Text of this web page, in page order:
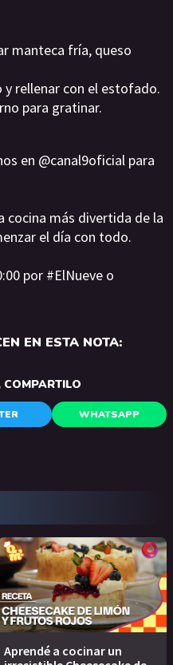
manteca fría, queso
y rellenar con el estofado.
para gratinar.
en @canal9oficial para
cocina más divertida de la
el día con todo.
por #ElNueve o
EN ESTA NOTA:
COMPARTILO
WHATSAPP
Aprendé a cocinar un